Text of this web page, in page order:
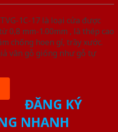
1C-17 là loại cửa được
0,8 mm-1.00mm , là thép cao
chống hoen gỉ, trầy xước.
vân gỗ giống như gỗ tự
ĐĂNG KÝ
NHANH